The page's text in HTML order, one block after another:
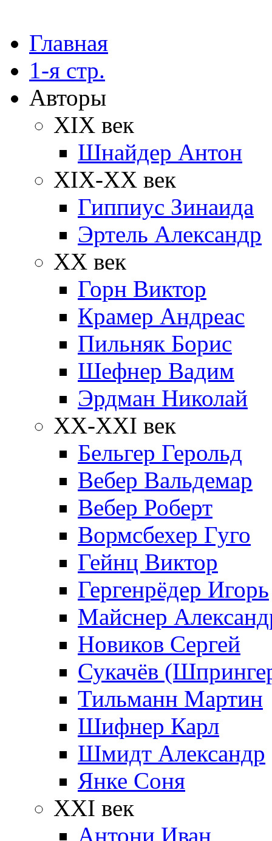
Главная
1-я стр.
Авторы
XIX век
Шнайдер Антон
XIX-XX век
Гиппиус Зинаида
Эртель Александр
XX век
Горн Виктор
Крамер Андреас
Пильняк Борис
Шефнер Вадим
Эрдман Николай
ХХ-XXI век
Бельгер Герольд
Вебер Вальдемар
Вебер Роберт
Вормсбехер Гуго
Гейнц Виктор
Гергенрёдер Игорь
Майснер
Новиков Сергей
Сукачёв
Тильманн Мартин
Шифнер Карл
Шмидт Александр
Янке Соня
XXI век
Антони Иван